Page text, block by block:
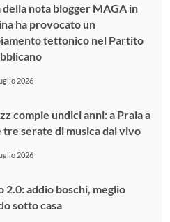
nota blogger MAGA in
ha provocato un
tettonico nel Partito
2026
compie undici anni: a Praia a
tre serate di musica dal vivo
2026
2.0: addio boschi, meglio
sotto casa